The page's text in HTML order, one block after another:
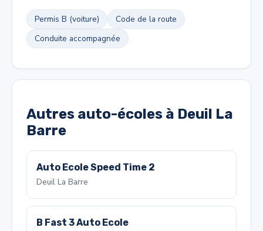
Permis B (voiture)
Code de la route
Conduite accompagnée
Autres auto-écoles à Deuil La
Barre
Auto Ecole Speed Time 2
Deuil La Barre
B Fast 3 Auto Ecole